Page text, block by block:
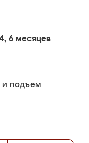
6 месяцев
и подъем